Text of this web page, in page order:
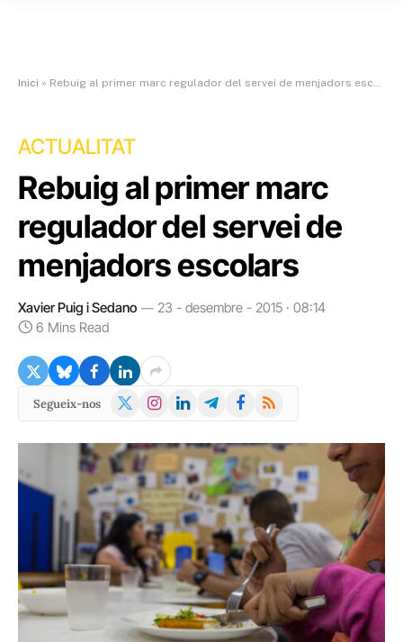
Inici » Rebuig al primer marc regulador del servei de menjadors escolars
ACTUALITAT
Rebuig al primer marc
regulador del servei de
menjadors escolars
Xavier Puig i Sedano
23 - desembre - 2015 · 08:14
6 Mins Read
Segueix-nos
X
Instagram
LinkedInTelegramFacebook
RSS